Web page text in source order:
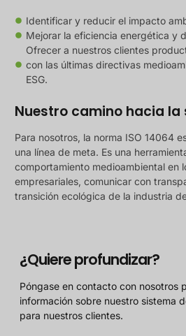
Identificar y reducir el impacto
Mejorar la eficiencia energética y
Ofrecer a nuestros clientes
con las últimas directivas
ESG.
Nuestro camino hacia
Para nosotros, la norma ISO 14064
una línea de meta. Es una
comportamiento medioambiental en
empresariales, comunicar con
transición ecológica de la industria
¿Quiere profundizar?
Póngase en contacto con nosotros
información sobre nuestro sistema
para nuestros clientes.